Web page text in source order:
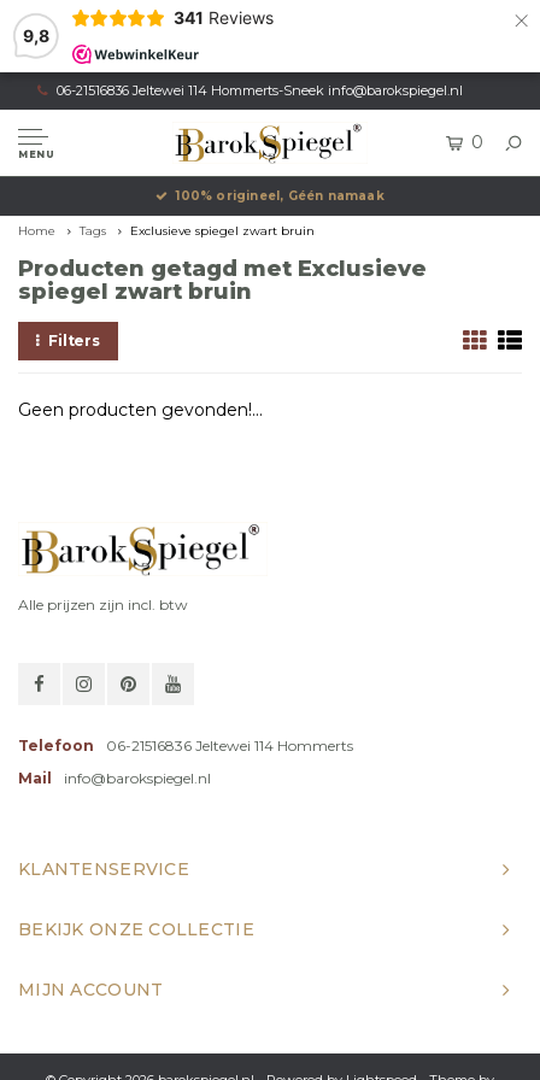
9,8
341 Reviews ×
06-21516836 Jeltewei 114 Hommerts-Sneek info@barokspiegel.nl
MENU
0
100% origineel, Géén namaak
Home Tags Exclusieve spiegel zwart bruin
Producten getagd met Exclusieve
spiegel zwart bruin
Filters
Geen producten gevonden!...
Alle prijzen zijn incl. btw
Telefoon
06-21516836 Jeltewei 114 Hommerts
Mail
info@barokspiegel.nl
KLANTENSERVICE
BEKIJK ONZE COLLECTIE
MIJN ACCOUNT